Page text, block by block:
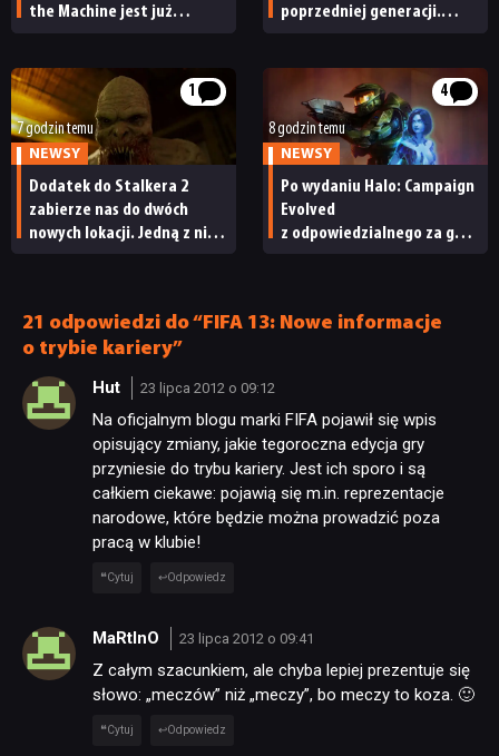
the Machine jest już
poprzedniej generacji.
1
7 godzin temu
NEWSY
Dodatek do Stalkera 2
zabierze nas do dwóch
nowych lokacji. Jedną z nich
4
8 godzin temu
NEWSY
Po wydaniu Halo: Campaign
Evolved
z odpowiedzialnego za grę
21 odpowiedzi do “FIFA 13: Nowe informacje
o trybie kariery”
Hut 23 lipca 2012 o 09:12
Na oficjalnym blogu marki FIFA pojawił się wpis
opisujący zmiany, jakie tegoroczna edycja gry
przyniesie do trybu kariery. Jest ich sporo i są
całkiem ciekawe: pojawią się m.in. reprezentacje
narodowe, które będzie można prowadzić poza
pracą w klubie!
Cytuj Odpowiedz
MaRtInO 23 lipca 2012 o 09:41
Z całym szacunkiem, ale chyba lepiej prezentuje się
słowo: „meczów” niż „meczy”, bo meczy to koza. 🙂
Cytuj Odpowiedz